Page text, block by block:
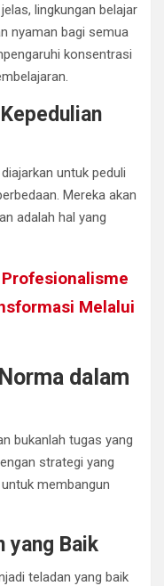
lingkungan belajar
nyaman bagi semua
konsentrasi
untuk peduli
Mereka akan
adalah hal yang
Melalui
dalam
bukanlah tugas yang
strategi yang
membangun
yang Baik
teladan yang baik